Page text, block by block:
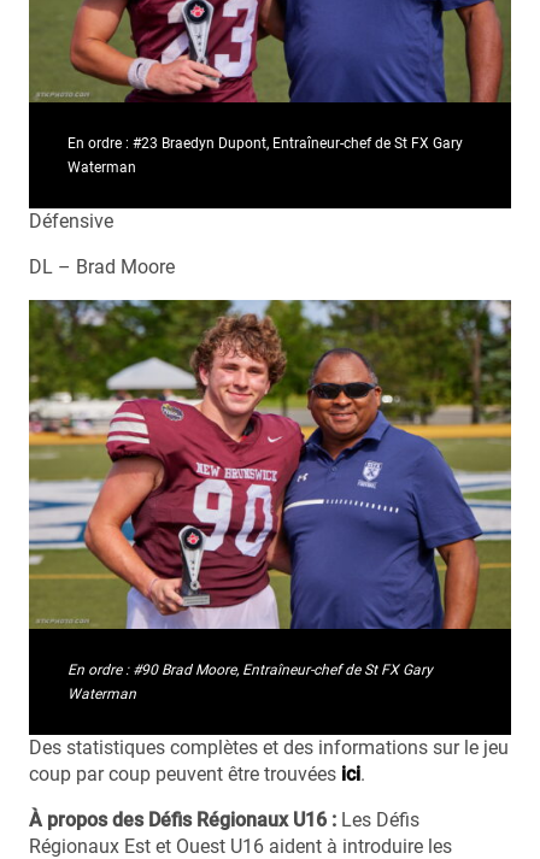
En ordre : #23 Braedyn Dupont, Entraîneur-chef de St FX Gary
Waterman
Défensive
DL – Brad Moore
En ordre : #90 Brad Moore, Entraîneur-chef de St FX Gary
Waterman
Des statistiques complètes et des informations sur le jeu
coup par coup peuvent être trouvées ici.
À propos des Défis Régionaux U16 : Les Défis
Régionaux Est et Ouest U16 aident à introduire les